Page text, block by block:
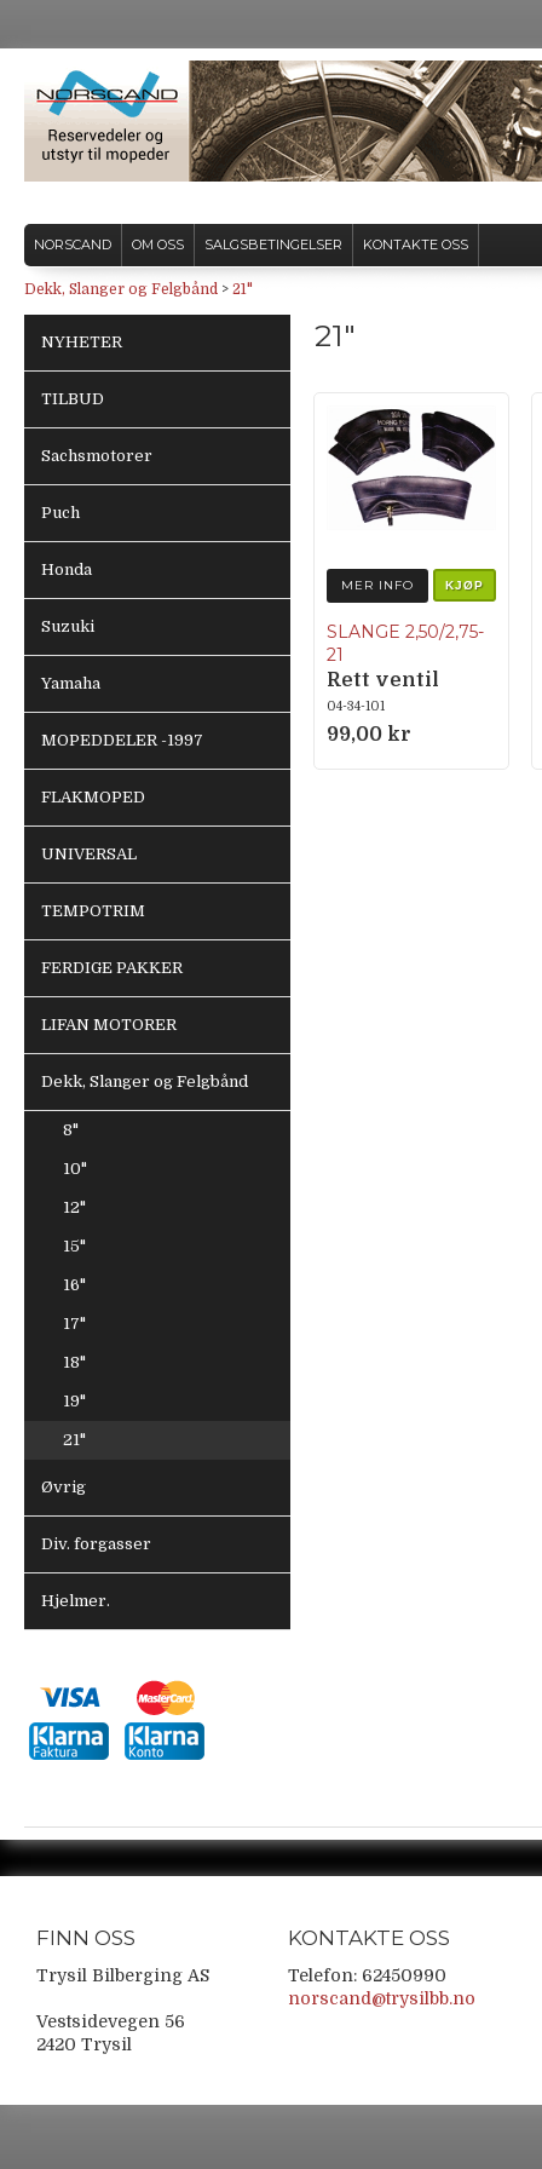
NORSCAND OM OSS SALGSBETINGELSER KONTAKTE OSS
Dekk, Slanger og Felgbånd > 21"
NYHETER
TILBUD
Sachsmotorer
Puch
Honda
Suzuki
Yamaha
MOPEDDELER -1997
FLAKMOPED
UNIVERSAL
TEMPOTRIM
FERDIGE PAKKER
LIFAN MOTORER
Dekk, Slanger og Felgbånd
8"
10"
12"
15"
16"
17"
18"
19"
21"
Øvrig
Div. forgasser
Hjelmer.
21"
MER INFO KJØP
SLANGE 2,50/2,75-
21
Rett ventil
04-34-101
99,00 kr
FINN OSS
Trysil Bilberging AS
Vestsidevegen 56
2420 Trysil
KONTAKTE OSS
Telefon: 62450990
norscand@trysilbb.no